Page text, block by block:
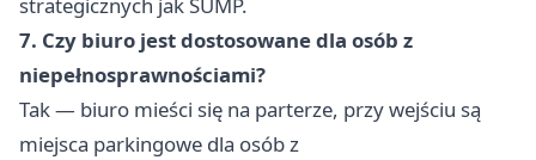
strategicznych jak SUMP.
7. Czy biuro jest dostosowane dla osób z
niepełnosprawnościami?
Tak — biuro mieści się na parterze, przy wejściu są
miejsca parkingowe dla osób z